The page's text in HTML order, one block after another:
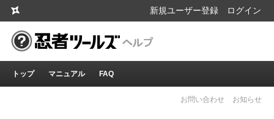
新規ユーザー登録 ログイン
トップ マニュアル FAQ
お問い合わせ お知らせ